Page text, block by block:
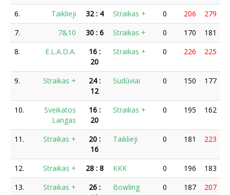
6.
Taiklieji 32 : 4 Straikas + 0 206 279
7.
7&10 30 : 6 Straikas + 0 170 181
8.
E.L.A.D.A. 16 :
20
Straikas + 0 226 225
9. Straikas + 24 :
12
Sudūviai 0 150 177
10.
Sveikatos
Langas
16 :
20
Straikas + 0 195 162
11. Straikas + 20 :
16
Taiklieji 0 181 223
12. Straikas + 28 : 8 KKK 0 196 183
13.
Straikas + 26 :
Bowling
0 187 207